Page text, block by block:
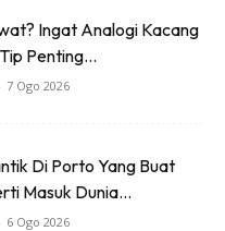
Marang, Terengganu.
Ingat Analogi Kacang
Penting...
7 Ogo 2026
Di Porto Yang Buat
Masuk Dunia...
6 Ogo 2026